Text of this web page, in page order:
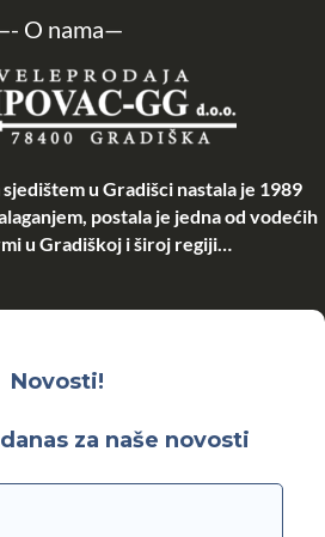
O nama—
sjedištem u Gradišci nastala je 1989
postala je jedna od vodećih
u Gradiškoj i široj regiji…
Novosti!
za naše novosti